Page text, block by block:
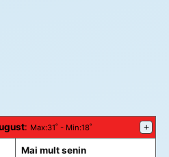
: Max:31˚ - Min:18˚ +
Mai mult senin